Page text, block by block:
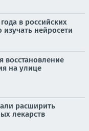
в российских
нейросети
восстановление
на улице
расширить
лекарств